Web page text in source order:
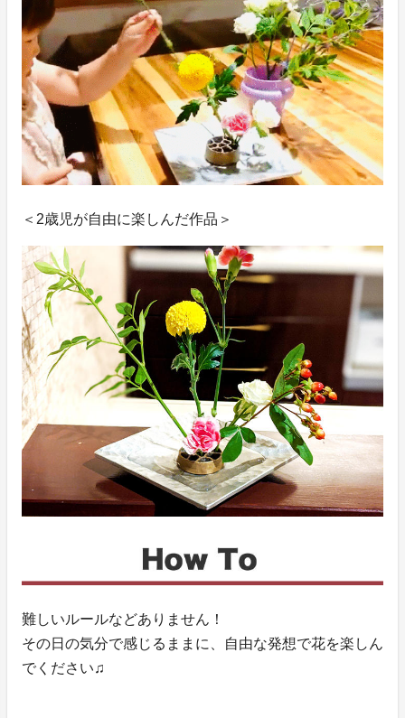
＜2歳児が自由に楽しんだ作品＞
難しいルールなどありません！
その日の気分で感じるままに、自由な発想で花を楽しん
でください♫